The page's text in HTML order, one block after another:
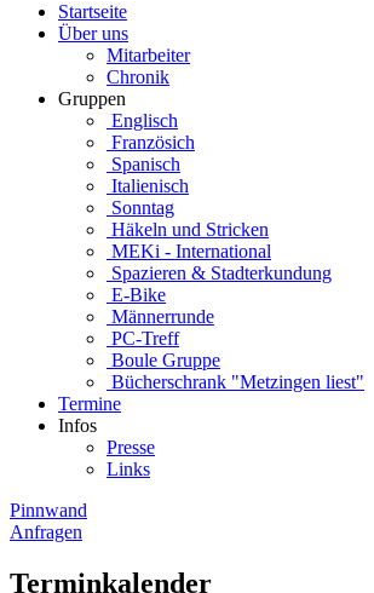
Startseite
Über uns
Mitarbeiter
Chronik
Gruppen
Englisch
Französich
Spanisch
Italienisch
Sonntag
Häkeln und Stricken
MEKi - International
Spazieren & Stadterkundung
E-Bike
Männerrunde
PC-Treff
Boule Gruppe
Bücherschrank "Metzingen liest"
Termine
Infos
Presse
Links
Pinnwand
Anfragen
Terminkalender